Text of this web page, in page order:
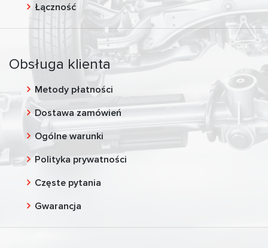
Łączność
Obsługa klienta
Metody płatności
Dostawa zamówień
Ogólne warunki
Polityka prywatności
Częste pytania
Gwarancja